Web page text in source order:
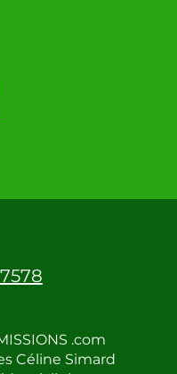
.com
Céline Simard